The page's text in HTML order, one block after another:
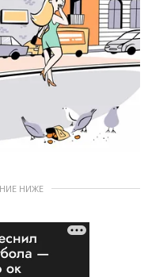
НИЖЕ